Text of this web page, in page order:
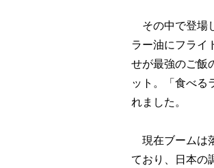
その中で登場
ラー油にフライ
せが最強のご飯
ット。「食べる
れました。
現在ブームは
ており、日本の